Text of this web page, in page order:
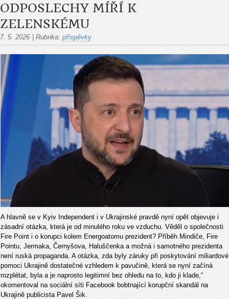
ODPOSLECHY MÍŘÍ K
ZELENSKÉMU
7. 5. 2026 Rubrika: příspěvky
A hlavně se v Kyiv Independent i v Ukrajinské pravdě nyní opět objevuje i
zásadní otázka, která je od minulého roku ve vzduchu. Věděl o společnosti
Fire Point i o korupci kolem Energoatomu prezident? Příběh Mindiče, Fire
Pointu, Jermaka, Černyšova, Haluščenka a možná i samotného prezidenta
není ruská propaganda. A otázka, zda byly záruky při poskytování miliardové
pomoci Ukrajině dostatečné vzhledem k pavučině, která se nyní začíná
rozplétat, byla a je naprosto legitimní bez ohledu na to, kdo ji klade,“
okomentoval na sociální síti Facebook bobtnající korupční skandál na
Ukrajině publicista Pavel Šik.